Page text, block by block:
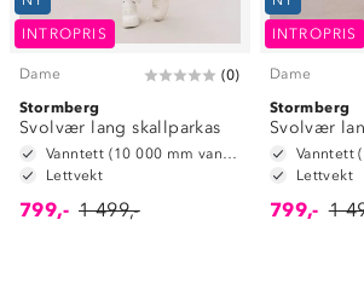
INTROPRIS
Dame (0)
Stormberg
Svolvær lang skallparkas
Lettvekt
799,- 1 499,-
INTROPRIS
Dame
Stormberg
Svolvær
Lettvekt
799,- 1